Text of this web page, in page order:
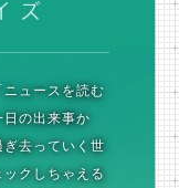
ニュースを読む
の出来事か
去っていく世
ックしちゃえる